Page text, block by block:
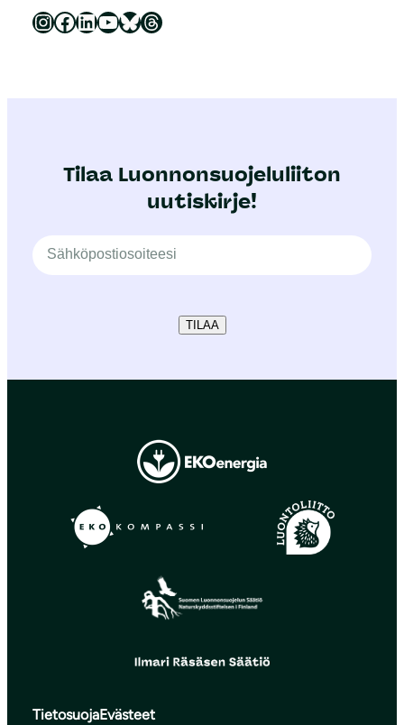
Luonnonsuojeluliitto Instagramissa Luonnonsuojeluliitto Facebookissa Luonnonsuojeluliitto LinkedInissä Luonnonsuojeluliiton YouTube-kanava Luonnonsuojeluliitto Blueskyssa Luonnonsuojeluliitto Threadsissa
Tilaa Luonnonsuojeluliiton
uutiskirje!
TILAA
TietosuojaEvästeet